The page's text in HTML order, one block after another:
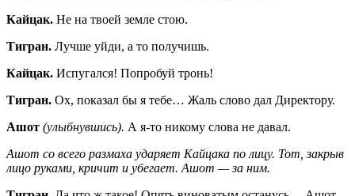
Кайцак. Не на твоей земле стою.
Тигран. Лучше уйди, а то получишь.
Кайцак. Испугался! Попробуй тронь!
Тигран. Ох, показал бы я тебе… Жаль слово дал Директору.
Ашот (улыбнувшись). А я-то никому слова не давал.
Ашот со всего размаха ударяет Кайцака по лицу. Тот, закрыв
лицо руками, кричит и убегает. Ашот — за ним.